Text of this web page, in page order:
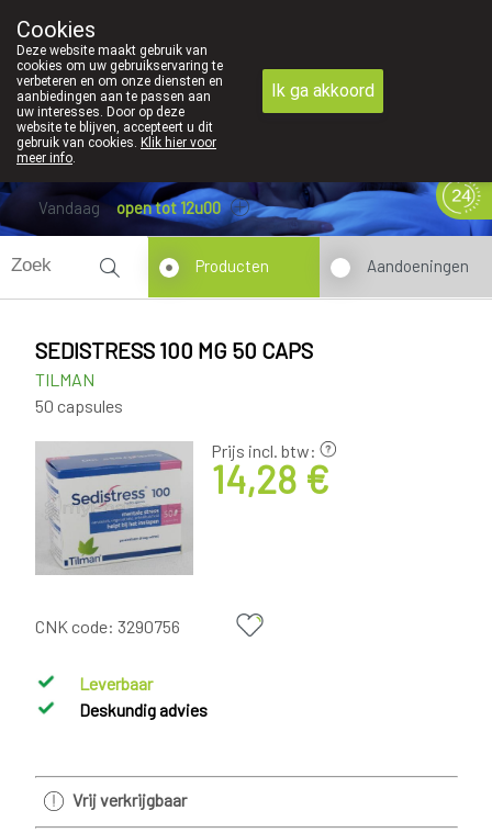
Vandaag open tot 12u00
Producten Aandoeningen
SEDISTRESS 100 MG 50 CAPS
TILMAN
50 capsules
Prijs incl. btw:
14,28 €
CNK code: 3290756
Leverbaar
Deskundig advies
Vrij verkrijgbaar
Cookies
Deze website maakt gebruik van
cookies om uw gebruikservaring te
verbeteren en om onze diensten en
aanbiedingen aan te passen aan
uw interesses. Door op deze
website te blijven, accepteert u dit
gebruik van cookies. Klik hier voor
meer info.
Ik ga akkoord